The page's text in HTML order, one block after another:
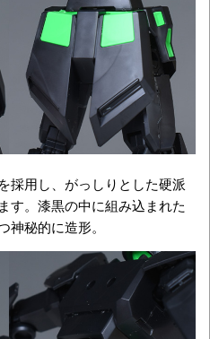
採用し、がっしりとした硬派
す。漆黒の中に組み込まれた
秘的に造形。